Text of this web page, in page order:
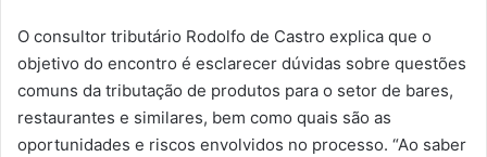
O consultor tributário Rodolfo de Castro explica que o
objetivo do encontro é esclarecer dúvidas sobre questões
comuns da tributação de produtos para o setor de bares,
restaurantes e similares, bem como quais são as
oportunidades e riscos envolvidos no processo. “Ao saber